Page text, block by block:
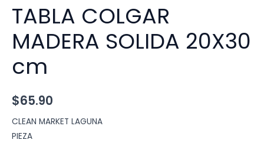
TABLA COLGAR
MADERA SOLIDA 20X30
cm
$65.90
CLEAN MARKET LAGUNA
PIEZA